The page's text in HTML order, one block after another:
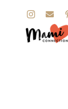
springen